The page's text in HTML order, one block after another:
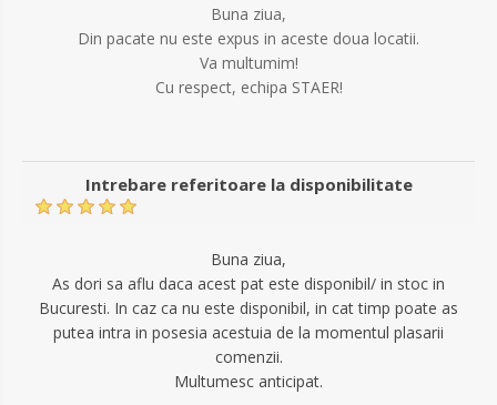
Buna ziua,
Din pacate nu este expus in aceste doua locatii.
Va multumim!
Cu respect, echipa STAER!
Intrebare referitoare la disponibilitate
Buna ziua,
As dori sa aflu daca acest pat este disponibil/ in stoc in
Bucuresti. In caz ca nu este disponibil, in cat timp poate as
putea intra in posesia acestuia de la momentul plasarii
comenzii.
Multumesc anticipat.